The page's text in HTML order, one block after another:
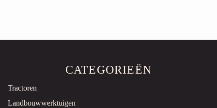
CATEGORIEËN
Tractoren
Landbouwwerktuigen